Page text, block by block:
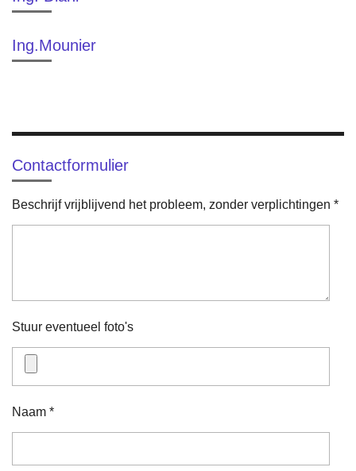
Ing.Mounier
Contactformulier
Beschrijf vrijblijvend het probleem, zonder verplichtingen *
Stuur eventueel foto's
Naam *